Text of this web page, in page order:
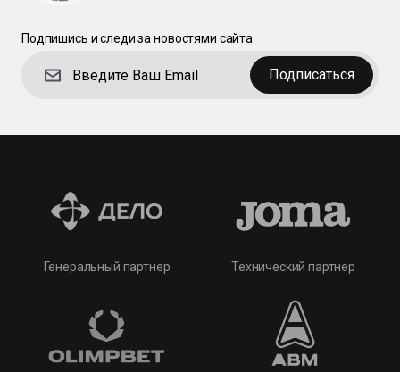
Подпишись и следи за новостями сайта
Подписаться
Генеральный партнер Технический партнер